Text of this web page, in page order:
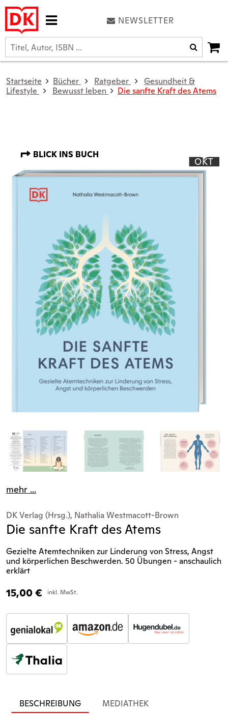
NEWSLETTER
Startseite Bücher Ratgeber
Gesundheit &
Lifestyle
Bewusst leben Die sanfte Kraft des Atems
BLICK INS BUCH
OKT
mehr ...
DK Verlag (Hrsg.), Nathalia Westmacott-Brown
Die sanfte Kraft des Atems
Gezielte Atemtechniken zur Linderung von Stress, Angst
und körperlichen Beschwerden. 50 Übungen - anschaulich
erklärt
15,00€ inkl. MwSt.
BESCHREIBUNG MEDIATHEK